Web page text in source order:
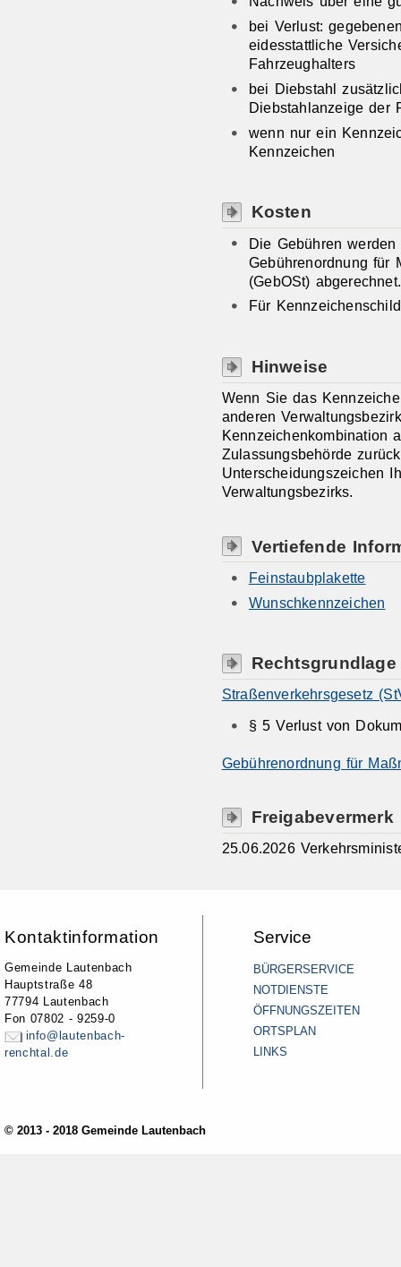
bei Verlust:
eidesstattliche
Fahrzeughalters
bei Diebstahl
Diebstahlanzeige der
wenn nur ein
Kennzeichen
Kosten
Die Gebühren
Gebührenordnung für
(GebOSt) abgerechnet.
Für
Hinweise
Wenn Sie das
anderen
Kennzeichenkombination
Zulassungsbehörde
Unterscheidungszeichen
Verwaltungsbezirks.
Vertiefende
Feinstaubplakette
Wunschkennzeichen
Rechtsgrundlage
Straßenverkehrsgesetz
§ 5 Verlust von
Gebührenordnung für
Freigabevermerk
25.06.2026
Kontaktinformation
Gemeinde Lautenbach
Hauptstraße 48
77794 Lautenbach
Fon 07802 - 9259-0
info@lautenbach-
renchtal.de
Service
BÜRGERSERVICE
NOTDIENSTE
ÖFFNUNGSZEITEN
ORTSPLAN
LINKS
© 2013 - 2018 Gemeinde Lautenbach